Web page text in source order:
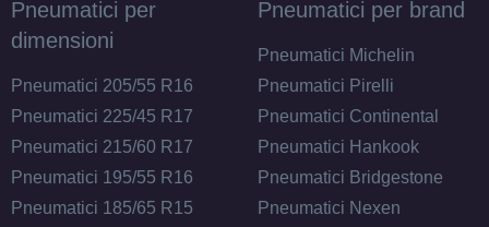
Pneumatici per
dimensioni
Pneumatici 205/55 R16
Pneumatici 225/45 R17
Pneumatici 215/60 R17
Pneumatici 195/55 R16
Pneumatici 185/65 R15
Pneumatici per brand
Pneumatici Michelin
Pneumatici Pirelli
Pneumatici Continental
Pneumatici Hankook
Pneumatici Bridgestone
Pneumatici Nexen